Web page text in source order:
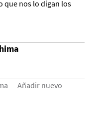
que nos lo digan los
Añadir nuevo